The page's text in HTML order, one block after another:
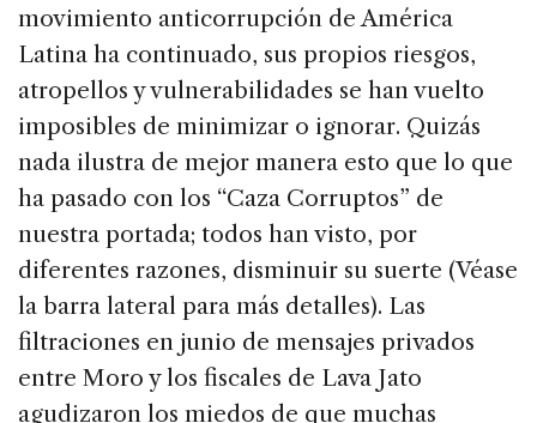
movimiento anticorrupción de América
Latina ha continuado, sus propios riesgos,
atropellos y vulnerabilidades se han vuelto
imposibles de minimizar o ignorar. Quizás
nada ilustra de mejor manera esto que lo que
ha pasado con los “Caza Corruptos” de
nuestra portada; todos han visto, por
diferentes razones, disminuir su suerte (Véase
la barra lateral para más detalles). Las
filtraciones en junio de mensajes privados
entre Moro y los fiscales de Lava Jato
agudizaron los miedos de que muchas